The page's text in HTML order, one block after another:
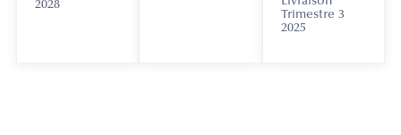
2028
Trimestre 3
2025